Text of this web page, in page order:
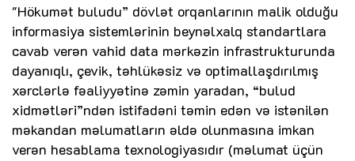
"Hökumət buludu” dövlət orqanlarının malik olduğu
informasiya sistemlərinin beynəlxalq standartlara
cavab verən vahid data mərkəzin infrastrukturunda
dayanıqlı, çevik, təhlükəsiz və optimallaşdırılmış
xərclərlə fəaliyyətinə zəmin yaradan, “bulud
xidmətləri”ndən istifadəni təmin edən və istənilən
məkandan məlumatların əldə olunmasına imkan
verən hesablama texnologiyasıdır (məlumat üçün